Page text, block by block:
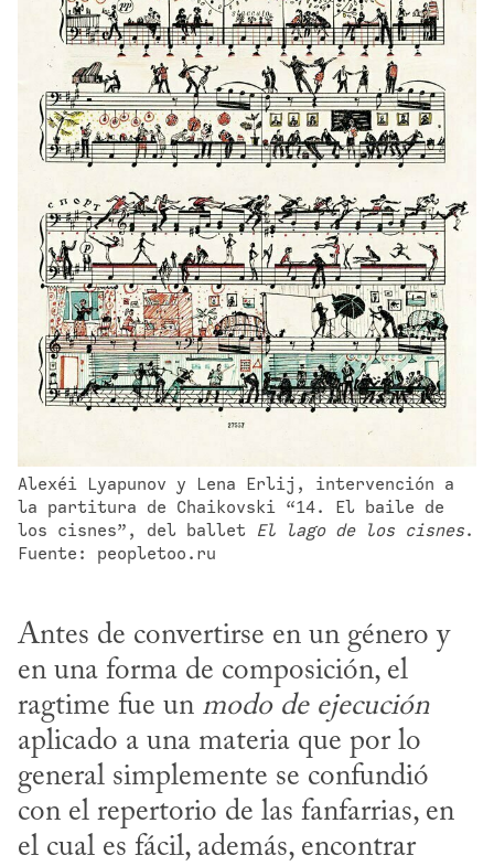
Alexéi Lyapunov y Lena Erlij, intervención a
la partitura de Chaikovski “14. El baile de
los cisnes”, del ballet El lago de los cisnes.
Fuente: peopletoo.ru
Antes de convertirse en un género y
en una forma de composición, el
ragtime fue un modo de ejecución
aplicado a una materia que por lo
general simplemente se confundió
con el repertorio de las fanfarrias, en
el cual es fácil, además, encontrar